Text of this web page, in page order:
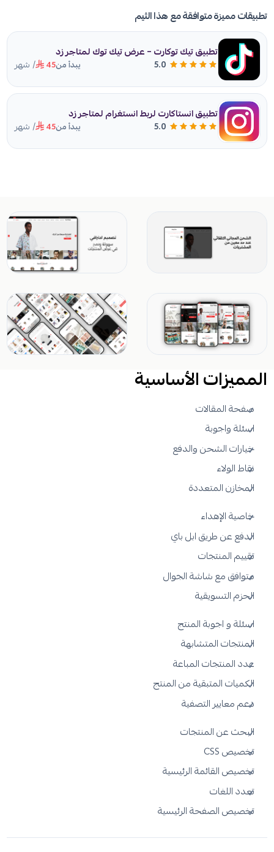
تطبيقات مميزة متوافقة مع هذا الثيم
تطبيق تيك توكارت – عرض تيك توك لمتاجر زد
5.0 يبدأ من45 / شهر
تطبيق انستاكارت لربط انستغرام لمتاجر زد
5.0 يبدأ من45 / شهر
المميزات الأساسية
صفحة المقالات
اسئلة واجوبة
خيارات الشحن والدفع
نقاط الولاء
المخازن المتعددة
خاصية الإهداء
الدفع عن طريق ابل باي
تقييم المنتجات
متوافق مع شاشة الجوال
الحزم التسويقية
اسئلة و اجوبة المنتج
المنتجات المتشابهة
عدد المنتجات المباعة
الكميات المتبقية من المنتج
دعم معايير التصفية
البحث عن المنتجات
تخصيص CSS
تخصيص القائمة الرئيسية
تعدد اللغات
تخصيص الصفحة الرئيسية